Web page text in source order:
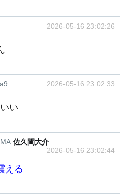
2026-05-16 23:02:26
2026-05-16 23:02:33
い
佐久間大介
2026-05-16 23:02:44
える